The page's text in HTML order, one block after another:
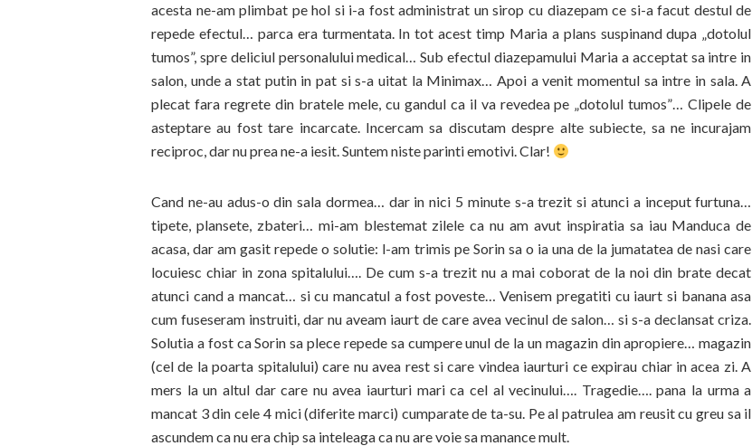
acesta ne-am plimbat pe hol si i-a fost administrat un sirop cu diazepam ce si-a facut destul de
repede efectul… parca era turmentata. In tot acest timp Maria a plans suspinand dupa „dotolul
tumos”, spre deliciul personalului medical… Sub efectul diazepamului Maria a acceptat sa intre in
salon, unde a stat putin in pat si s-a uitat la Minimax… Apoi a venit momentul sa intre in sala. A
plecat fara regrete din bratele mele, cu gandul ca il va revedea pe „dotolul tumos”… Clipele de
asteptare au fost tare incarcate. Incercam sa discutam despre alte subiecte, sa ne incurajam
reciproc, dar nu prea ne-a iesit. Suntem niste parinti emotivi. Clar!
Cand ne-au adus-o din sala dormea… dar in nici 5 minute s-a trezit si atunci a inceput furtuna…
tipete, plansete, zbateri… mi-am blestemat zilele ca nu am avut inspiratia sa iau Manduca de
acasa, dar am gasit repede o solutie: l-am trimis pe Sorin sa o ia una de la jumatatea de nasi care
locuiesc chiar in zona spitalului…. De cum s-a trezit nu a mai coborat de la noi din brate decat
atunci cand a mancat… si cu mancatul a fost poveste… Venisem pregatiti cu iaurt si banana asa
cum fuseseram instruiti, dar nu aveam iaurt de care avea vecinul de salon… si s-a declansat criza.
Solutia a fost ca Sorin sa plece repede sa cumpere unul de la un magazin din apropiere… magazin
(cel de la poarta spitalului) care nu avea rest si care vindea iaurturi ce expirau chiar in acea zi. A
mers la un altul dar care nu avea iaurturi mari ca cel al vecinului…. Tragedie…. pana la urma a
mancat 3 din cele 4 mici (diferite marci) cumparate de ta-su. Pe al patrulea am reusit cu greu sa il
ascundem ca nu era chip sa inteleaga ca nu are voie sa manance mult.